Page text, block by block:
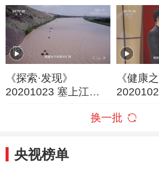
楷模黄大发1
的炮火
《探索·发现》
20201023 塞上江南
《健康
换一批
央视榜单